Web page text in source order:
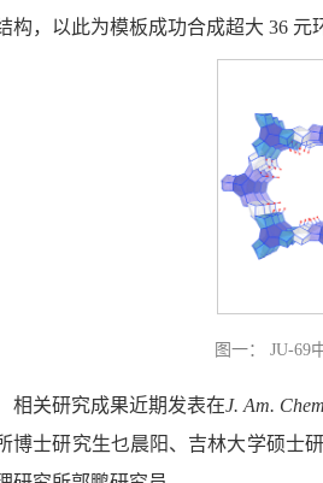
构，以此为模板成功合成超大 36 元
图一： JU-69
相关研究成果近期发表在J. Am.
博士研究生乜晨阳、吉林大学硕士